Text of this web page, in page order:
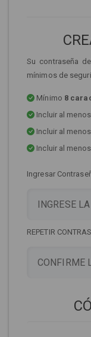
Su contraseña
mínimos de
Mínimo 8
Incluir al menos
Incluir al menos
Incluir al menos
Ingresar
REPETIR